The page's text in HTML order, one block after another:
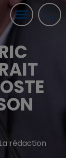
rédaction